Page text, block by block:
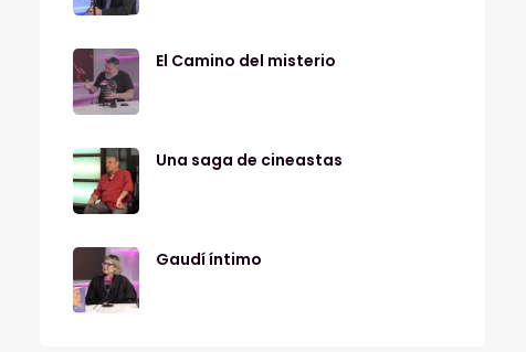
El Camino del misterio
Una saga de cineastas
Gaudí íntimo